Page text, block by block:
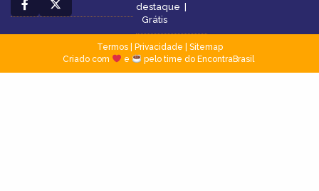
destaque |
Grátis
Termos| Privacidade
Sitemap
Criado com
e pelo time do EncontraBrasil